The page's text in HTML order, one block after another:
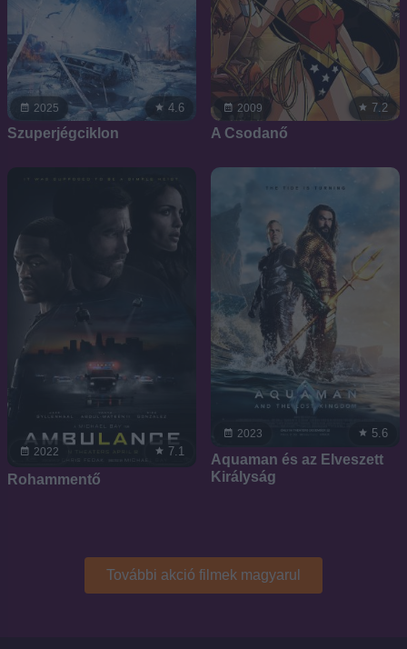
2025 4.6
Szuperjégciklon
2009 7.2
A Csodanő
2022 7.1
Rohammentő
2023 5.6
Aquaman és az Elveszett
Királyság
További akció filmek magyarul